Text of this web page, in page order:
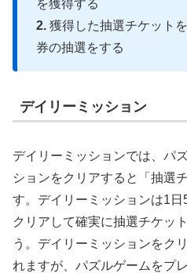
を獲得する
2. 獲得した抽選チケット
券の抽選をする
デイリーミッション
デイリーミッションでは、パ
ションをクリアすると「抽選
す。デイリーミッションは1日
クリアして確実に抽選チケッ
う。デイリーミッションをク
れますが、パズルゲームをプ